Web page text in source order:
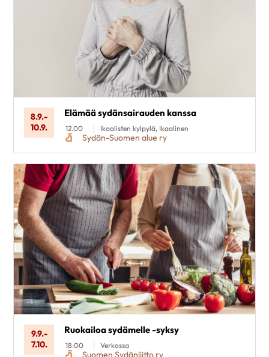
8.9.-
10.9.
Elämää sydänsairauden kanssa
12.00 Ikaalisten kylpylä, Ikaalinen
Sydän-Suomen alue ry
9.9.-
7.10.
Ruokailoa sydämelle -syksy
18:00 Verkossa
Suomen Sydänliitto ry